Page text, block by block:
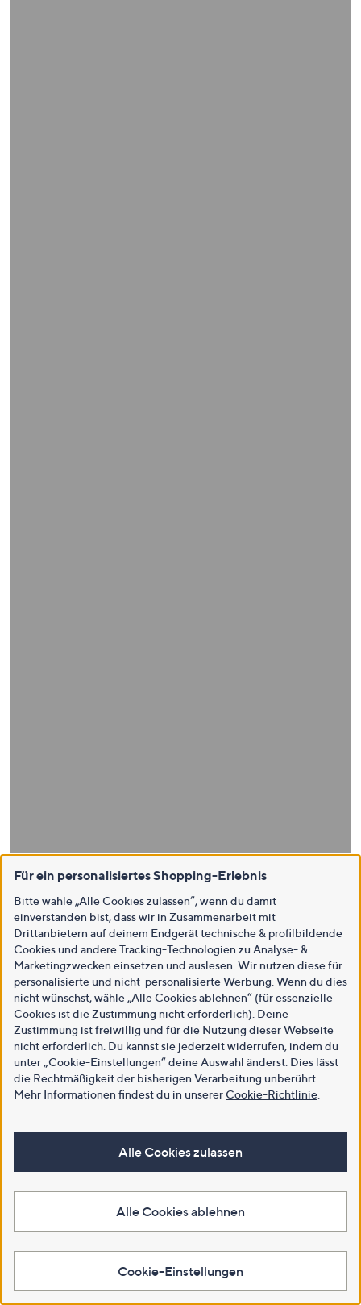
Für ein personalisiertes Shopping-Erlebnis
Bitte wähle „Alle Cookies zulassen“, wenn du damit
einverstanden bist, dass wir in Zusammenarbeit mit
Drittanbietern auf deinem Endgerät technische & profilbildende
Cookies und andere Tracking-Technologien zu Analyse- &
Marketingzwecken einsetzen und auslesen. Wir nutzen diese für
personalisierte und nicht-personalisierte Werbung. Wenn du dies
nicht wünschst, wähle „Alle Cookies ablehnen“ (für essenzielle
Cookies ist die Zustimmung nicht erforderlich). Deine
Zustimmung ist freiwillig und für die Nutzung dieser Webseite
nicht erforderlich. Du kannst sie jederzeit widerrufen, indem du
unter „Cookie-Einstellungen“ deine Auswahl änderst. Dies lässt
die Rechtmäßigkeit der bisherigen Verarbeitung unberührt.
Mehr Informationen findest du in unsererCookie-Richtlinie
Alle Cookies zulassen
Alle Cookies ablehnen
Cookie-Einstellungen